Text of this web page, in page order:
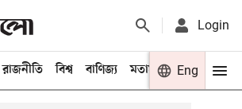
Login
রাজনীতি বিশ্ব বাণিজ্য মতামত খেলা
Eng